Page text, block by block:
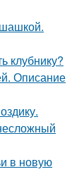
клубнику?
Описание
в новую